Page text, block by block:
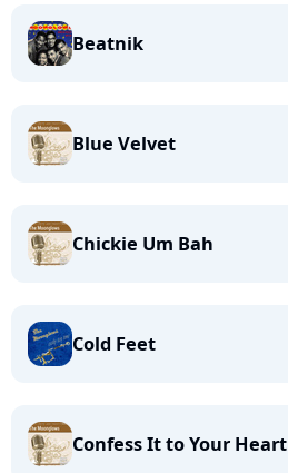
Beatnik
Blue Velvet
Chickie Um Bah
Cold Feet
Confess It to Your Heart